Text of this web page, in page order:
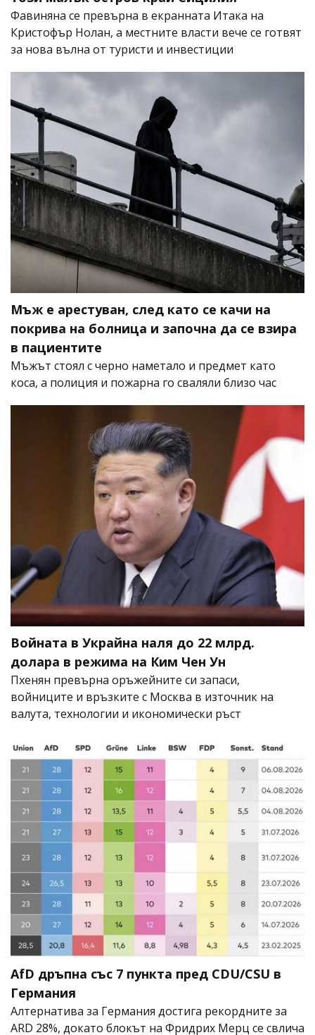
Фавиняна се превърна в екранната Итака на
Кристофър Нолан, а местните власти вече се готвят
за нова вълна от туристи и инвестиции
Мъж е арестуван, след като се качи на
покрива на болница и започна да се взира
в пациентите
Мъжът стоял с черно наметало и предмет като
коса, а полиция и пожарна го сваляли близо час
Войната в Украйна наля до 22 млрд.
долара в режима на Ким Чен Ун
Пхенян превърна оръжейните си запаси,
войниците и връзките с Москва в източник на
валута, технологии и икономически ръст
AfD дръпна със 7 пункта пред CDU/CSU в
Германия
Алтернатива за Германия достига рекордните за
ARD 28%, докато блокът на Фридрих Мерц се свлича